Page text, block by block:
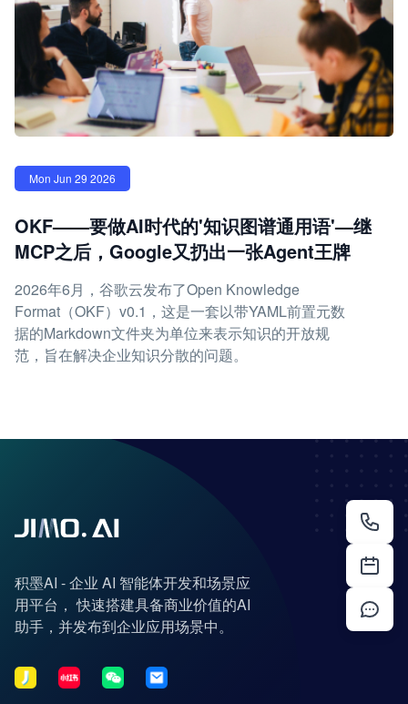
Mon Jun 29 2026
OKF——要做AI时代的'知识图谱通用语'—继
MCP之后，Google又扔出一张Agent王牌
2026年6月，谷歌云发布了Open Knowledge
Format（OKF）v0.1，这是一套以带YAML前置元数
据的Markdown文件夹为单位来表示知识的开放规
范，旨在解决企业知识分散的问题。
积墨AI - 企业 AI 智能体开发和场景应
用平台， 快速搭建具备商业价值的AI
助手，并发布到企业应用场景中。